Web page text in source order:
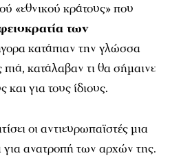
«εθνικού κράτους» που
των
κατάπιαν την γλώσσα
κατάλαβαν τι θα σήμαινε
και για τους ίδιους.
οι αντιευρωπαϊστές μια
ανατροπή των αρχών της.